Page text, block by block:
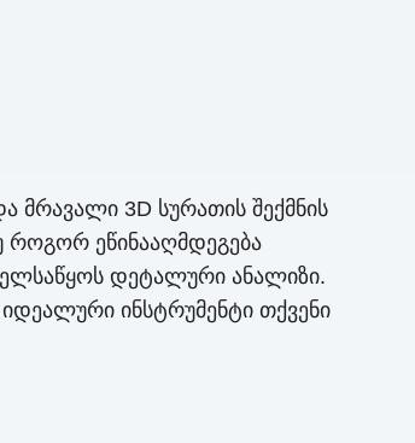
მრავალი 3D სურათის შექმნის
როგორ ეწინააღმდეგება
დეტალური ანალიზი.
ინსტრუმენტი თქვენი